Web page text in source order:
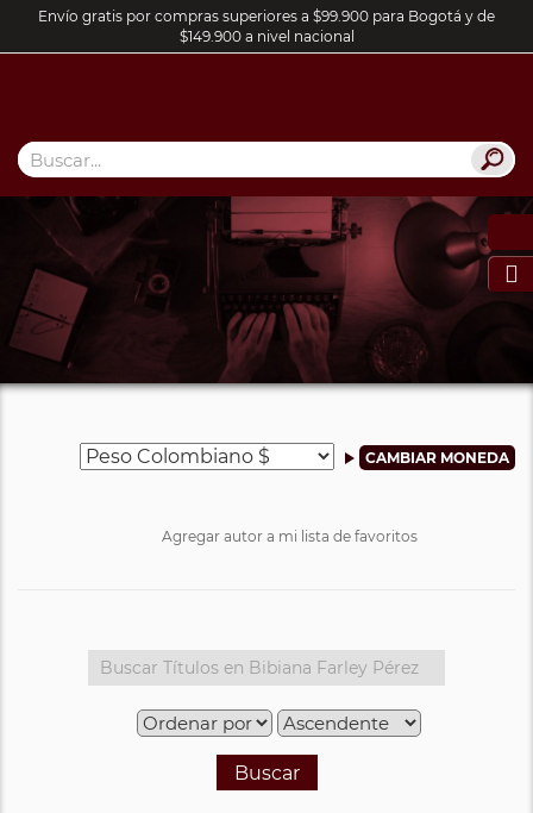
Envío gratis por compras superiores a $99.900 para Bogotá y de
$149.900 a nivel nacional

Agregar autor a mi lista de favoritos
Buscar